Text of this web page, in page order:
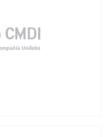
en una pestaña nueva